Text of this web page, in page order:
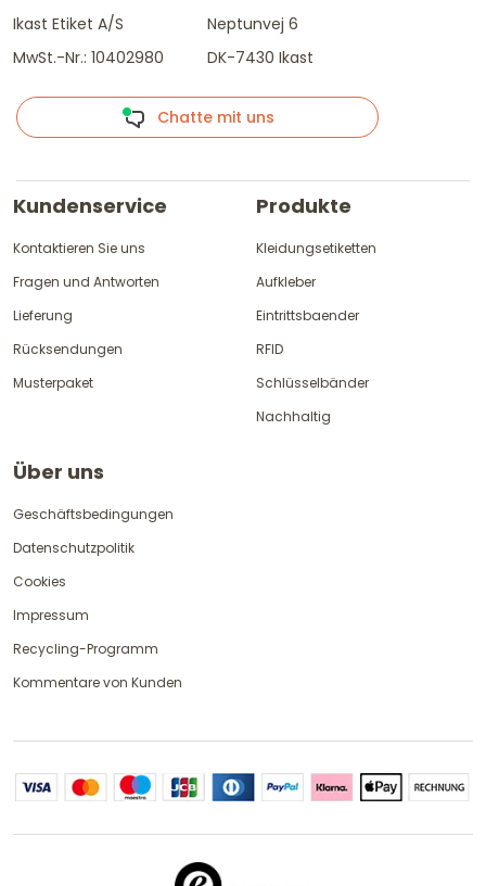
Ikast Etiket A/S
MwSt.-Nr.: 10402980
Neptunvej 6
DK-7430 Ikast
Chatte mit uns
Kundenservice
Kontaktieren Sie uns
Fragen und Antworten
Lieferung
Rücksendungen
Musterpaket
Produkte
Kleidungsetiketten
Aufkleber
Eintrittsbaender
RFID
Schlüsselbänder
Nachhaltig
Über uns
Geschäftsbedingungen
Datenschutzpolitik
Cookies
Impressum
Recycling-Programm
Kommentare von Kunden